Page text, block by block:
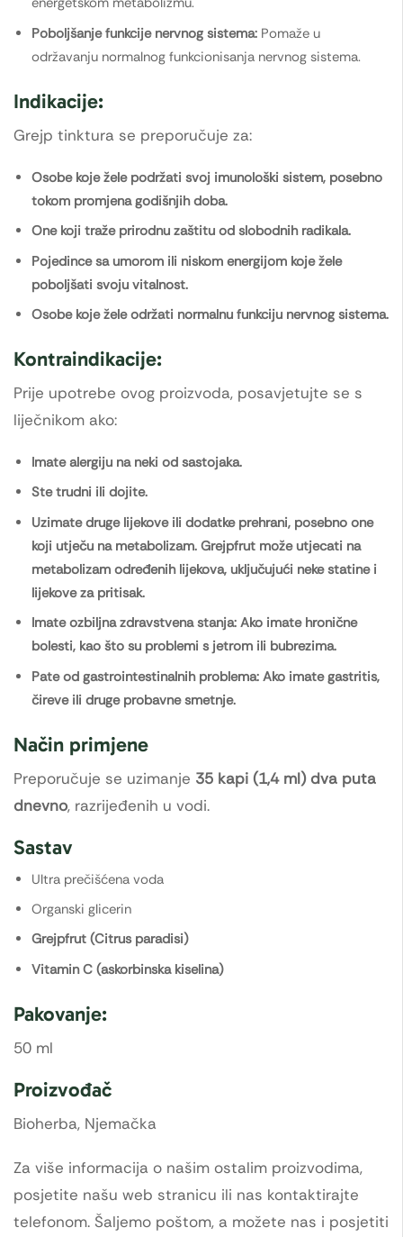
Poboljšanje funkcije nervnog sistema: Pomaže u
održavanju normalnog funkcionisanja nervnog sistema.
Indikacije:
Grejp tinktura se preporučuje za:
Osobe koje žele podržati svoj imunološki sistem, posebno
tokom promjena godišnjih doba.
One koji traže prirodnu zaštitu od slobodnih radikala.
Pojedince sa umorom ili niskom energijom koje žele
poboljšati svoju vitalnost.
Osobe koje žele održati normalnu funkciju nervnog sistema.
Kontraindikacije:
Prije upotrebe ovog proizvoda, posavjetujte se s
liječnikom ako:
Imate alergiju na neki od sastojaka.
Ste trudni ili dojite.
Uzimate druge lijekove ili dodatke prehrani, posebno one
koji utječu na metabolizam. Grejpfrut može utjecati na
metabolizam određenih lijekova, uključujući neke statine i
lijekove za pritisak.
Imate ozbiljna zdravstvena stanja: Ako imate hronične
bolesti, kao što su problemi s jetrom ili bubrezima.
Pate od gastrointestinalnih problema: Ako imate gastritis,
čireve ili druge probavne smetnje.
Način primjene
Preporučuje se uzimanje 35 kapi (1,4 ml) dva puta
dnevno, razrijeđenih u vodi.
Sastav
Ultra prečišćena voda
Organski glicerin
Grejpfrut (Citrus paradisi)
Vitamin C (askorbinska kiselina)
Pakovanje:
50 ml
Proizvođač
Bioherba, Njemačka
Za više informacija o našim ostalim proizvodima,
posjetite našu web stranicu ili nas kontaktirajte
telefonom. Šaljemo poštom, a možete nas i posjetiti